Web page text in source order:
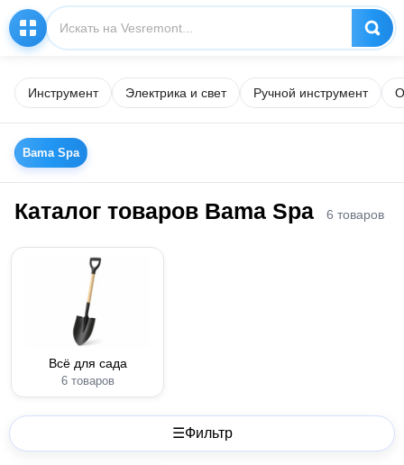
Инструмент Электрика и свет Ручной инструмент
Bama Spa
Каталог товаров Bama Spa 6 товаров
Всё для сада
6 товаров
☰Фильтр